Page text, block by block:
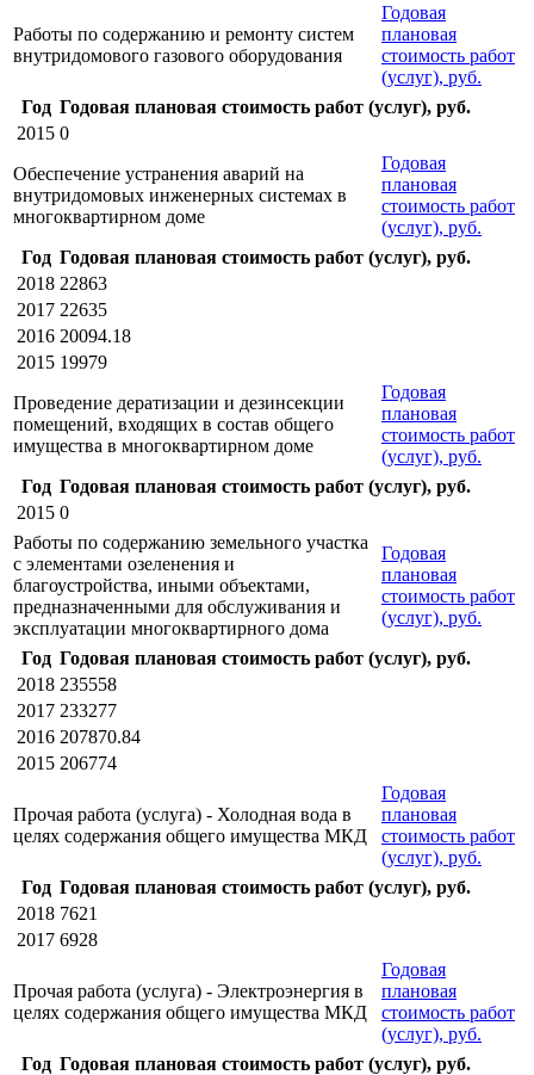
Работы по содержанию и ремонту систем
внутридомового газового оборудования
Годовая
плановая
стоимость работ
(услуг), руб.
Год Годовая плановая стоимость работ (услуг), руб.
2015 0
Обеспечение устранения аварий на
внутридомовых инженерных системах в
многоквартирном доме
Годовая
плановая
стоимость работ
(услуг), руб.
Год Годовая плановая стоимость работ (услуг), руб.
2018 22863
2017 22635
2016 20094.18
2015 19979
Проведение дератизации и дезинсекции
помещений, входящих в состав общего
имущества в многоквартирном доме
Годовая
плановая
стоимость работ
(услуг), руб.
Год Годовая плановая стоимость работ (услуг), руб.
2015 0
Работы по содержанию земельного участка
с элементами озеленения и
благоустройства, иными объектами,
предназначенными для обслуживания и
эксплуатации многоквартирного дома
Годовая
плановая
стоимость работ
(услуг), руб.
Год Годовая плановая стоимость работ (услуг), руб.
2018 235558
2017 233277
2016 207870.84
2015 206774
Прочая работа (услуга) - Холодная вода в
целях содержания общего имущества МКД
Годовая
плановая
стоимость работ
(услуг), руб.
Год Годовая плановая стоимость работ (услуг), руб.
2018 7621
2017 6928
Прочая работа (услуга) - Электроэнергия в
целях содержания общего имущества МКД
Годовая
плановая
стоимость работ
(услуг), руб.
Год Годовая плановая стоимость работ (услуг), руб.